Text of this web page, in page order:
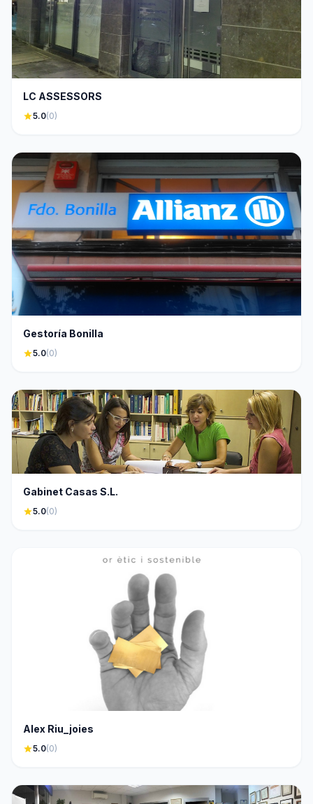
LC ASSESSORS
star5.0(0)
Gestoría Bonilla
star5.0(0)
Gabinet Casas S.L.
star5.0(0)
Alex Riu_joies
star5.0(0)